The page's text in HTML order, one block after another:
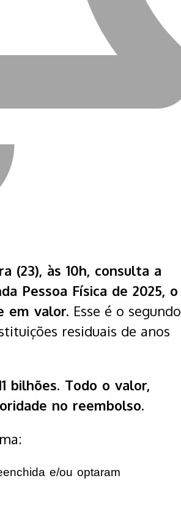
(23), às 10h, consulta a
Pessoa Física de 2025, o
em valor. Esse é o segundo
residuais de anos
bilhões. Todo o valor,
no reembolso.
e/ou optaram